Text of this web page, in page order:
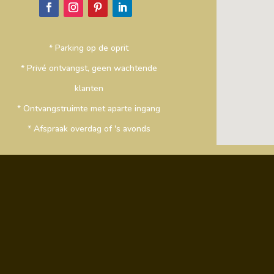
* Parking op de oprit
* Privé ontvangst, geen wachtende
klanten
* Ontvangstruimte met aparte ingang
* Afspraak overdag of 's avonds